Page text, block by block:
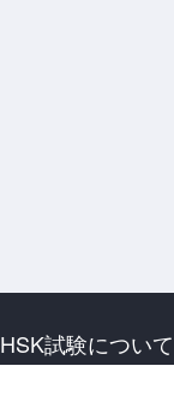
HSK試験について